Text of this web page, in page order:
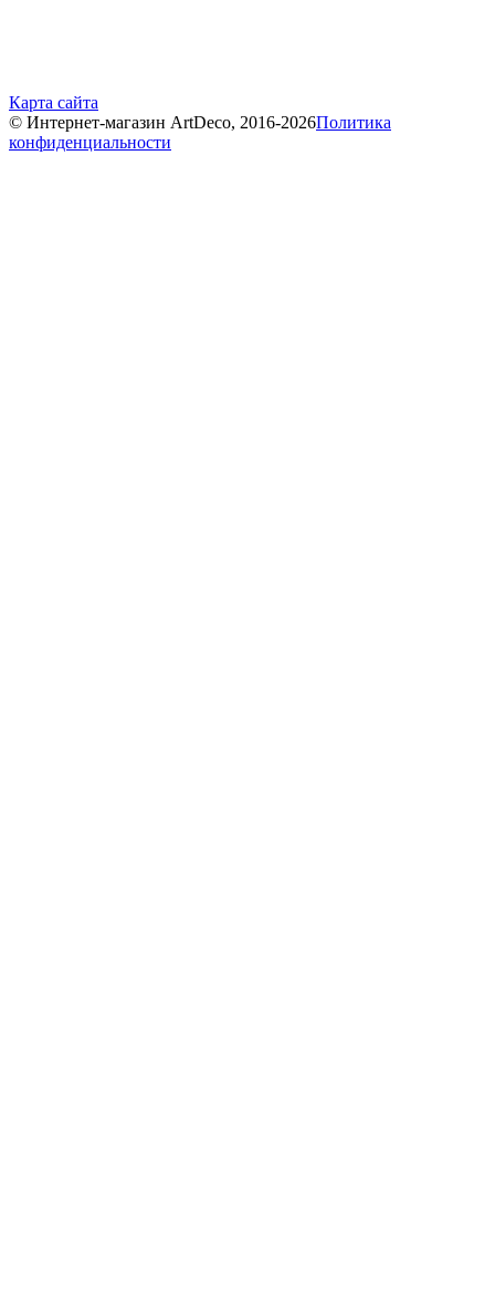
Карта сайта
© Интернет-магазин ArtDeco, 2016-2026Политика
конфиденциальности